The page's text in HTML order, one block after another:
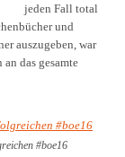
jeden Fall total
und
auszugeben, war
das gesamte
#boe16